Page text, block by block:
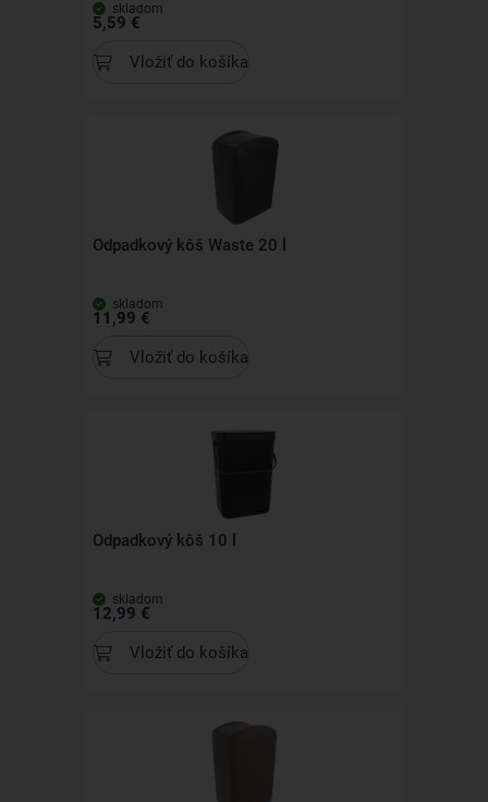
skladom
5,59 €
Vložiť do košíka
Odpadkový kôš Waste 20 l
skladom
11,99 €
Vložiť do košíka
Odpadkový kôš 10 l
skladom
12,99 €
Vložiť do košíka